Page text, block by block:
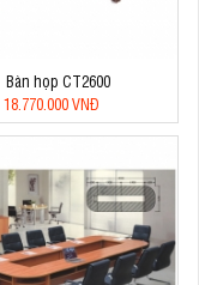
Bàn họp CT2600
18.770.000 VNĐ